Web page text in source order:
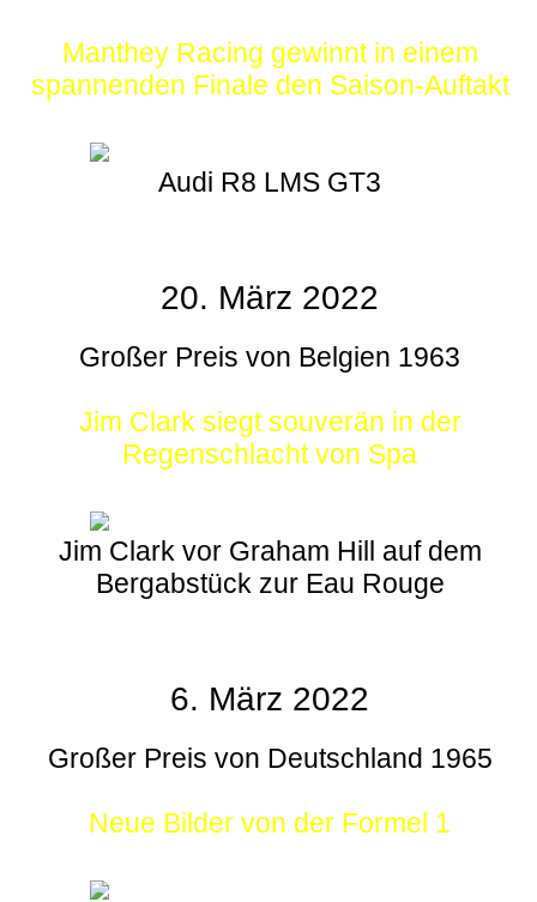
Manthey Racing gewinnt in einem
spannenden Finale den Saison-Auftakt
Audi R8 LMS GT3
20. März 2022
Großer Preis von Belgien 1963
Jim Clark siegt souverän in der
Regenschlacht von Spa
Jim Clark vor Graham Hill auf dem
Bergabstück zur Eau Rouge
6. März 2022
Großer Preis von Deutschland 1965
Neue Bilder von der Formel 1